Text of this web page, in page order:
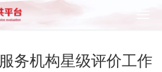
务机构星级评价工作